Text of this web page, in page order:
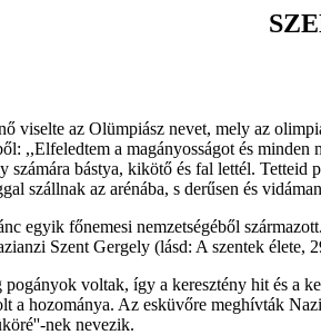
viselte az Olümpiász nevet, mely az
,,Elfeledtem a magányosságot és
számára bástya, kikötő és fal lettél.
szállnak az arénába, s derűsen és
egyik főnemesi nemzetségéből
Szent Gergely (lásd: A szentek
voltak, így a keresztény hit és a
a hozománya. Az esküvőre meghívták
nek nevezik.